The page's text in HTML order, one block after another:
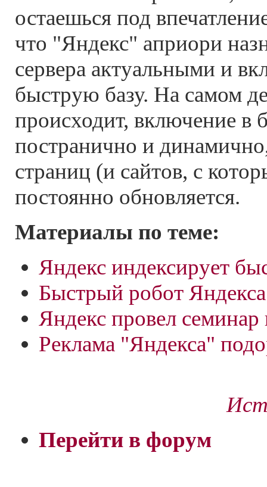
остаешься под
что "Яндекс" априори
сервера актуальными и
быструю базу. На самом
происходит, включение в
постранично и
страниц (и сайтов, с
постоянно обновляется.
Материалы по теме:
Яндекс индексирует
Быстрый робот Яндекса
Яндекс провел семинар
Реклама "Яндекса"
Перейти в форум